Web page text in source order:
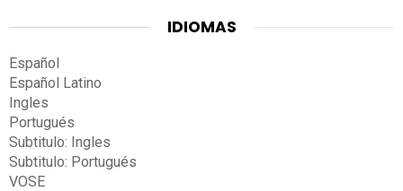
IDIOMAS
Español
Español Latino
Ingles
Portugués
Subtitulo: Ingles
Subtitulo: Portugués
VOSE